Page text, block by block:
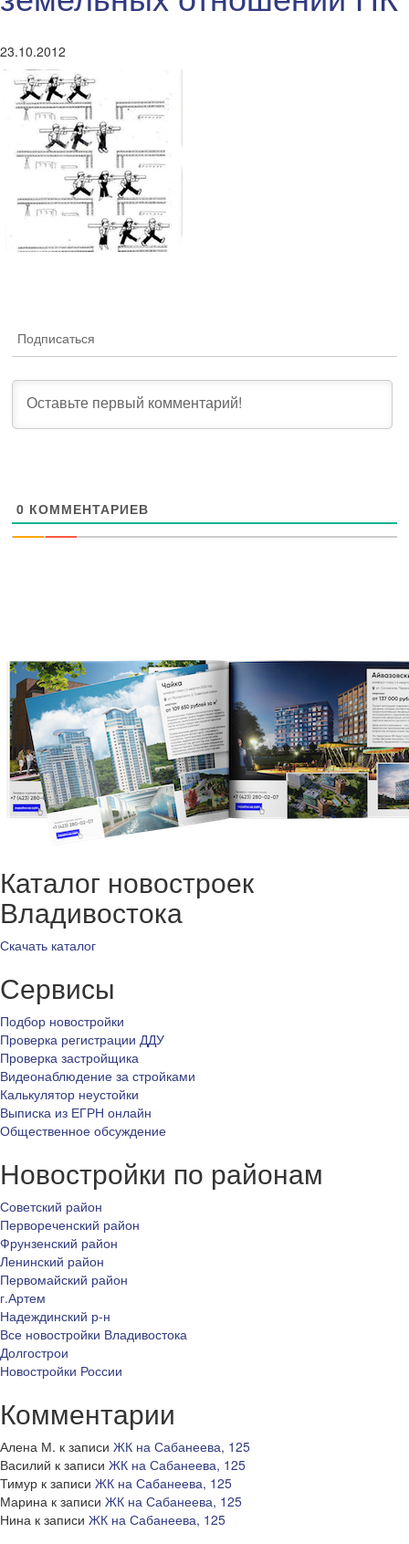
23.10.2012
Подписаться
0 КОММЕНТАРИЕВ
Каталог новостроек
Владивостока
Скачать каталог
Сервисы
Подбор новостройки
Проверка регистрации ДДУ
Проверка застройщика
Видеонаблюдение за стройками
Калькулятор неустойки
Выписка из ЕГРН онлайн
Общественное обсуждение
Новостройки по районам
Советский район
Первореченский район
Фрунзенский район
Ленинский район
Первомайский район
г.Артем
Надеждинский р-н
Все новостройки Владивостока
Долгострои
Новостройки России
Комментарии
Алена М. к записи ЖК на Сабанеева, 125
Василий к записи ЖК на Сабанеева, 125
Тимур к записи ЖК на Сабанеева, 125
Марина к записи ЖК на Сабанеева, 125
Нина к записи ЖК на Сабанеева, 125